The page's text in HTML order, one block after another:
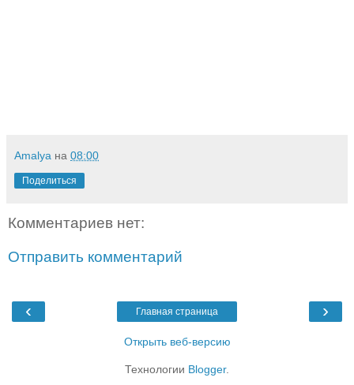
Amalya на 08:00
Поделиться
Комментариев нет:
Отправить комментарий
‹ ›
Главная страница
Открыть веб-версию
Технологии Blogger.